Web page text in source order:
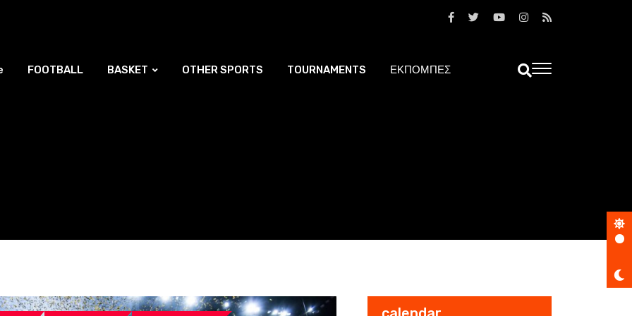
Συνέλευση της ΚΟΚ – Νέος Πρόεδρος ο Λούης Δημητρίου (BINTEO)
FOOTBALL BASKET OTHER SPORTS TOURNAMENTS ΕΚΠΟΜΠΕΣ